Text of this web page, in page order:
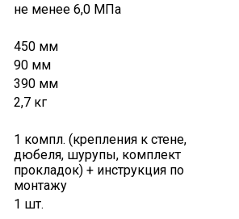
не менее 6,0 МПа
450 мм
90 мм
390 мм
2,7 кг
1 компл. (крепления к стене,
дюбеля, шурупы, комплект
прокладок) + инструкция по
монтажу
1 шт.